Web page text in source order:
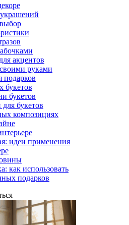
акцентов
руками
подарков
букетов
букетов
букетов
композициях
идеи применения
как использовать
подарков